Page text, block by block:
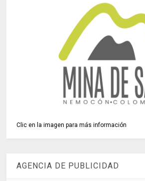
Clic en la imagen para más información
AGENCIA DE PUBLICIDAD